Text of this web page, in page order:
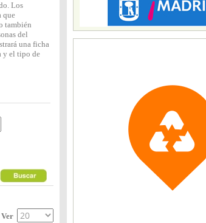
Los
que
también
del
una ficha
y el tipo de
Ver